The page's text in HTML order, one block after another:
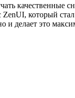
качественные
который
делает это